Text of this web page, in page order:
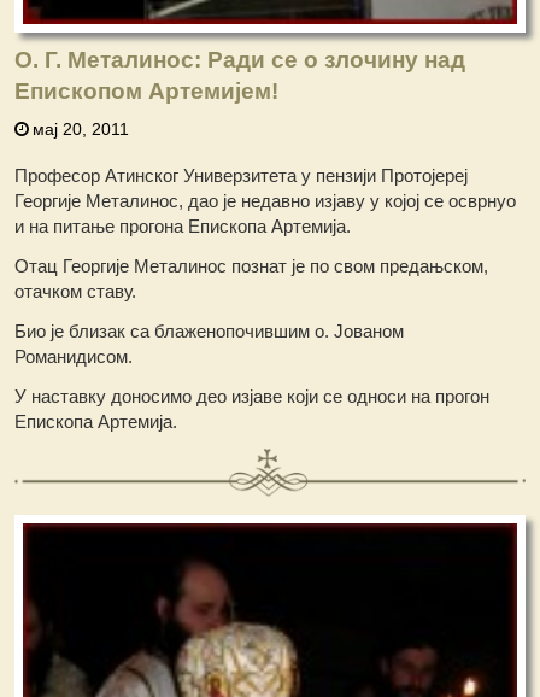
О. Г. Металинос: Ради се о злочину над
Епископом Артемијем!
мај 20, 2011
Професор Атинског Универзитета у пензији Протојереј
Георгије Металинос, дао је недавно изјаву у којој се осврнуо
и на питање прогона Епископа Артемија.
Отац Георгије Металинос познат је по свом предањском,
отачком ставу.
Био је близак са блаженопочившим о. Јованом
Романидисом.
У наставку доносимо део изјаве који се односи на прогон
Епископа Артемија.